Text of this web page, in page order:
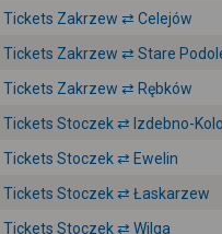
Tickets Zakrzew ⇄ Celejów
Tickets Zakrzew ⇄ Stare
Tickets Zakrzew ⇄ Rębków
Tickets Stoczek ⇄ Izdebno-
Tickets Stoczek ⇄ Ewelin
Tickets Stoczek ⇄ Łaskarzew
Tickets Stoczek ⇄ Wilga